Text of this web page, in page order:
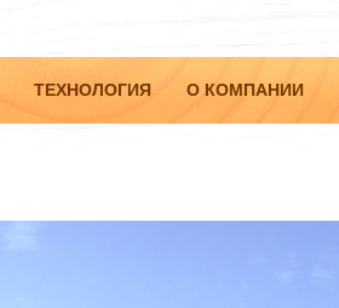
ТЕХНОЛОГИЯ О КОМПАНИИ